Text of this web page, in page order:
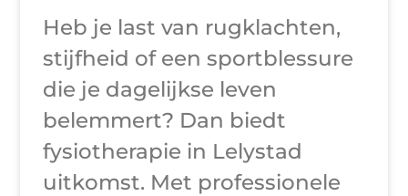
Heb je last van rugklachten,
stijfheid of een sportblessure
die je dagelijkse leven
belemmert? Dan biedt
fysiotherapie in Lelystad
uitkomst. Met professionele